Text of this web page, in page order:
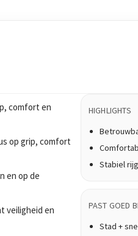
comfort en
op grip, comfort
en op de
veiligheid en
HIGHLIGHTS
Stabiel
PAST GOED
Stad +